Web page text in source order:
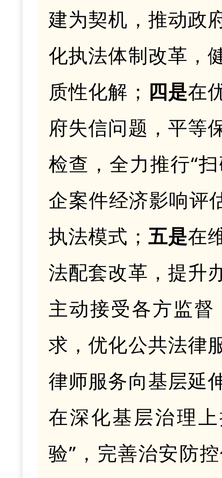
建为契机，推动政
化执法体制改革，
质性化解 ； 四是在
府失信问题，平等
检查， 全力推行“
企案件经济影响评
执法模式； 五是在
法配套改革，提升
主动接受各方监督
求，优化公共法律
律师服务向基层延
在深化基层治理
验”，完善治安防